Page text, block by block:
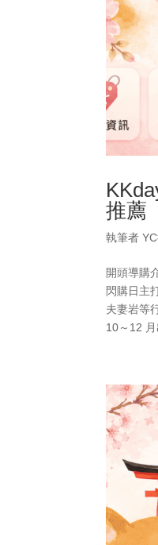
推薦
執筆者
開頭導購
閃購日主
夫妻岩等
10～12